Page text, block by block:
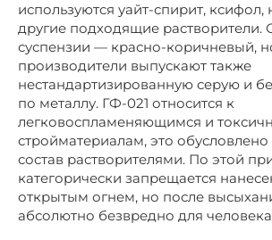
используются уайт-спирит,
другие подходящие растворители.
суспензии — красно-коричневый,
производители выпускают также
нестандартизированную серую и
по металлу. ГФ-021 относится к
легковоспламеняющимся и
стройматериалам, это
состав растворителями. По этой
категорически запрещается
открытым огнем, но после
абсолютно безвредно для